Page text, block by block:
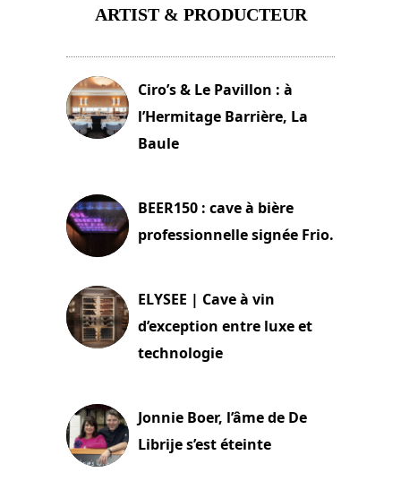
ARTIST & PRODUCTEUR
Ciro’s & Le Pavillon : à
l’Hermitage Barrière, La
Baule
BEER150 : cave à bière
professionnelle signée Frio.
ELYSEE | Cave à vin
d’exception entre luxe et
technologie
Jonnie Boer, l’âme de De
Librije s’est éteinte